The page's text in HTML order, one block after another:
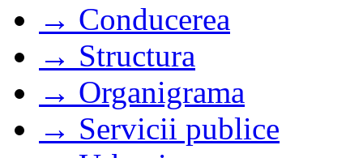
→ Conducerea
→ Structura
→ Organigrama
→ Servicii publice